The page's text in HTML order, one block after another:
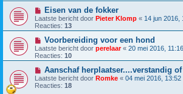
Eisen van de fokker
Laatste bericht door Pieter Klomp « 14 jun 2016,
Reacties: 13
Voorbereiding voor een hond
Laatste bericht door perelaar« 20 mei 2016, 11:16
Reacties: 10
Aanschaf herplaatser....verstandig
Laatste bericht door Romke « 04 mei 2016, 13:52
Reacties: 18